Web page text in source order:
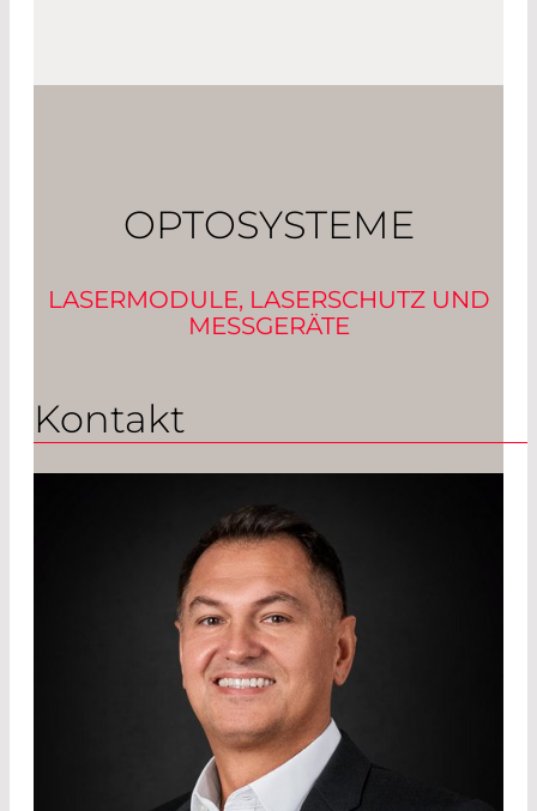
OPTOSYSTEME
LASERMODULE, LASERSCHUTZ UND
MESSGERÄTE
Kontakt